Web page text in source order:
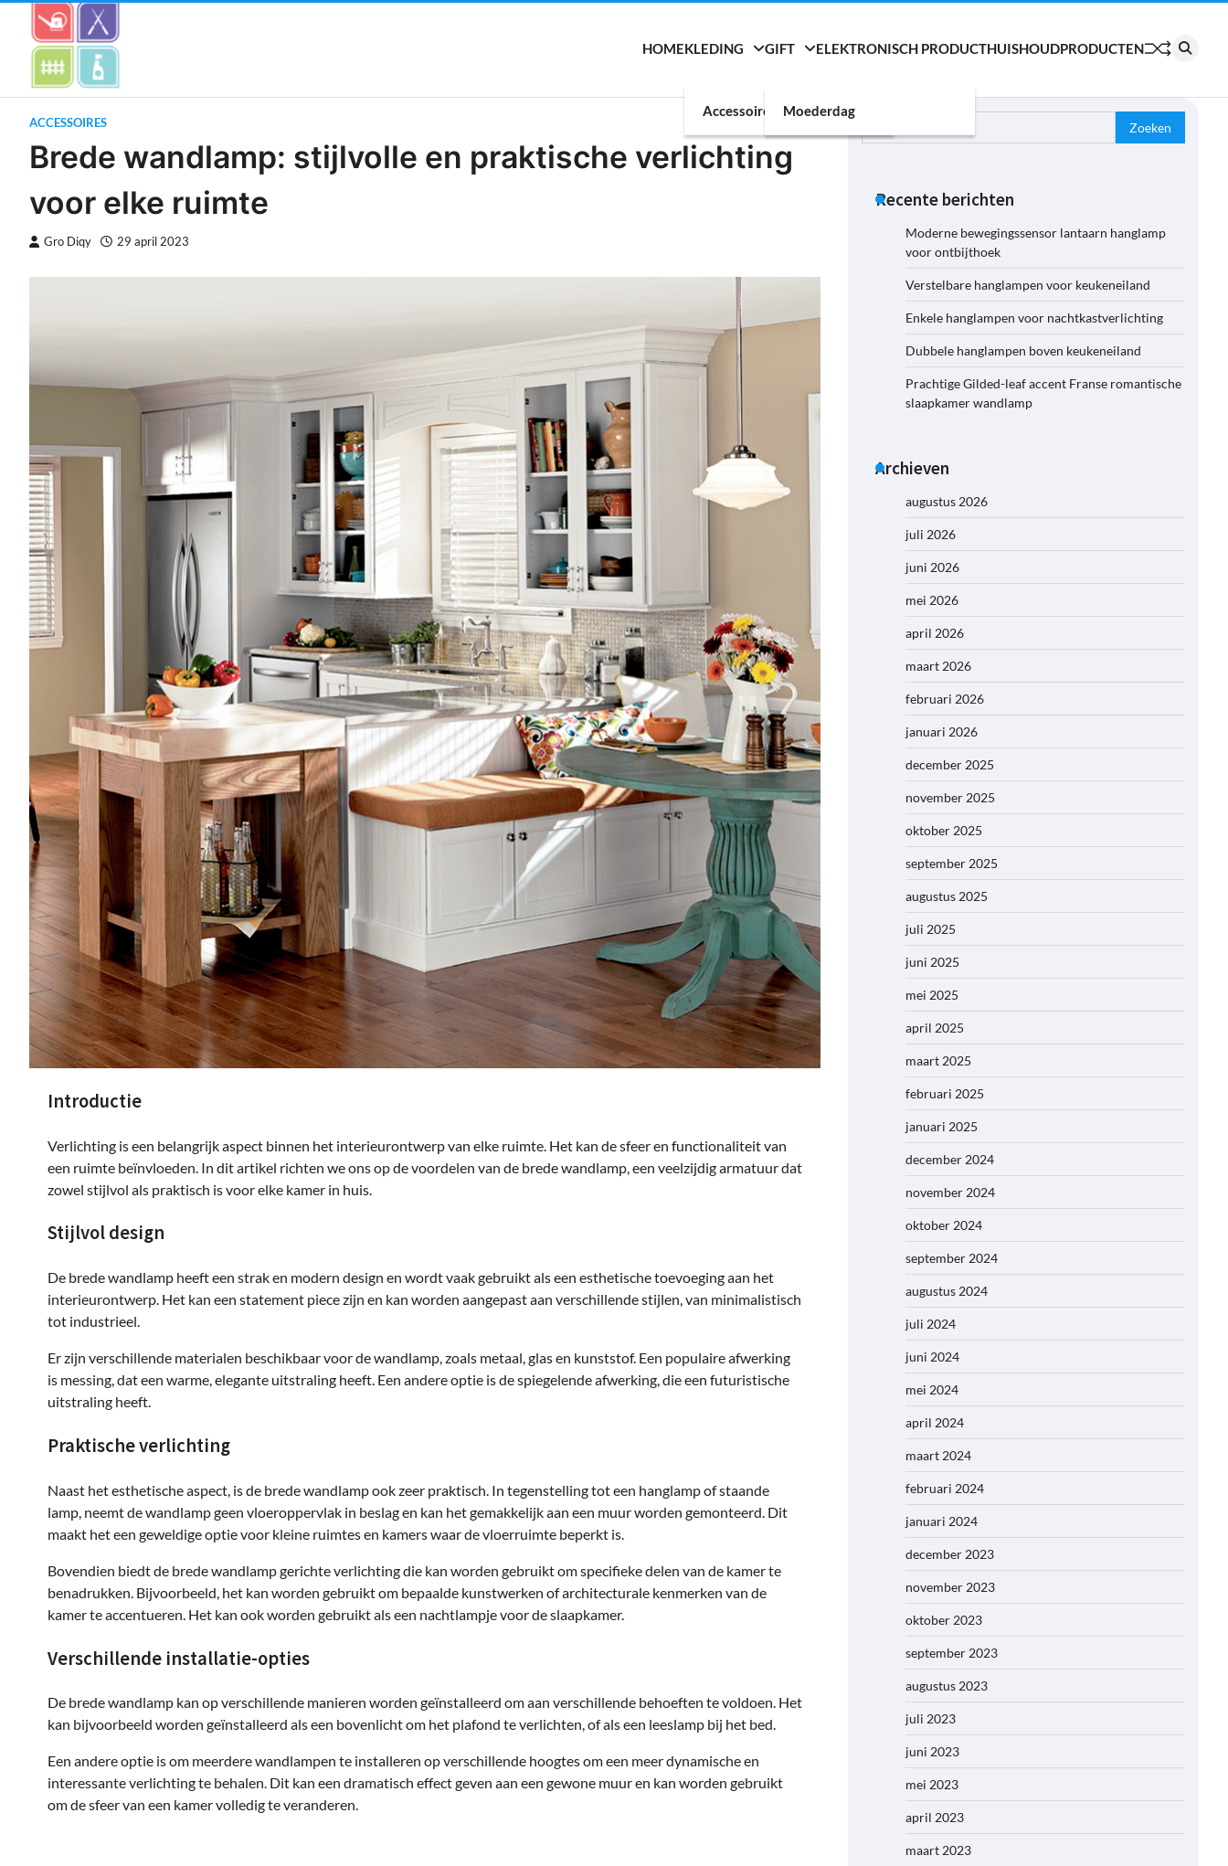
content
HOMEKLEDING
Accessoires
GIFT
Moederdag
ELEKTRONISCH PRODUCTHUISHOUDPRODUCTEN
ACCESSOIRES
Brede wandlamp: stijlvolle en praktische verlichting
voor elke ruimte
Gro Diqy 29 april 2023
Introductie
Verlichting is een belangrijk aspect binnen het interieurontwerp van elke ruimte. Het kan de sfeer en functionaliteit van
een ruimte beïnvloeden. In dit artikel richten we ons op de voordelen van de brede wandlamp, een veelzijdig armatuur dat
zowel stijlvol als praktisch is voor elke kamer in huis.
Stijlvol design
De brede wandlamp heeft een strak en modern design en wordt vaak gebruikt als een esthetische toevoeging aan het
interieurontwerp. Het kan een statement piece zijn en kan worden aangepast aan verschillende stijlen, van minimalistisch
tot industrieel.
Er zijn verschillende materialen beschikbaar voor de wandlamp, zoals metaal, glas en kunststof. Een populaire afwerking
is messing, dat een warme, elegante uitstraling heeft. Een andere optie is de spiegelende afwerking, die een futuristische
uitstraling heeft.
Praktische verlichting
Naast het esthetische aspect, is de brede wandlamp ook zeer praktisch. In tegenstelling tot een hanglamp of staande
lamp, neemt de wandlamp geen vloeroppervlak in beslag en kan het gemakkelijk aan een muur worden gemonteerd. Dit
maakt het een geweldige optie voor kleine ruimtes en kamers waar de vloerruimte beperkt is.
Bovendien biedt de brede wandlamp gerichte verlichting die kan worden gebruikt om specifieke delen van de kamer te
benadrukken. Bijvoorbeeld, het kan worden gebruikt om bepaalde kunstwerken of architecturale kenmerken van de
kamer te accentueren. Het kan ook worden gebruikt als een nachtlampje voor de slaapkamer.
Verschillende installatie-opties
De brede wandlamp kan op verschillende manieren worden geïnstalleerd om aan verschillende behoeften te voldoen. Het
kan bijvoorbeeld worden geïnstalleerd als een bovenlicht om het plafond te verlichten, of als een leeslamp bij het bed.
Een andere optie is om meerdere wandlampen te installeren op verschillende hoogtes om een ​​meer dynamische en
interessante verlichting te behalen. Dit kan een dramatisch effect geven aan een gewone muur en kan worden gebruikt
om de sfeer van een kamer volledig te veranderen.
naar:
Recente berichten
Moderne bewegingssensor lantaarn hanglamp
voor ontbijthoek
Verstelbare hanglampen voor keukeneiland
Enkele hanglampen voor nachtkastverlichting
Dubbele hanglampen boven keukeneiland
Prachtige Gilded-leaf accent Franse romantische
slaapkamer wandlamp
Archieven
augustus 2026
juli 2026
juni 2026
mei 2026
april 2026
maart 2026
februari 2026
januari 2026
december 2025
november 2025
oktober 2025
september 2025
augustus 2025
juli 2025
juni 2025
mei 2025
april 2025
maart 2025
februari 2025
januari 2025
december 2024
november 2024
oktober 2024
september 2024
augustus 2024
juli 2024
juni 2024
mei 2024
april 2024
maart 2024
februari 2024
januari 2024
december 2023
november 2023
oktober 2023
september 2023
augustus 2023
juli 2023
juni 2023
mei 2023
april 2023
maart 2023